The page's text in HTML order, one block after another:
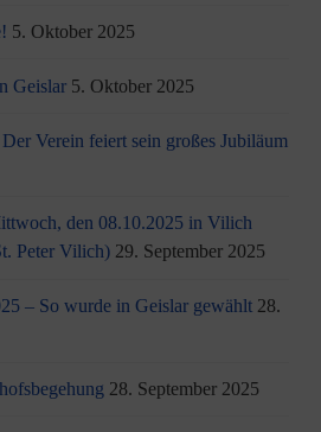
5. Oktober 2025
Geislar 5. Oktober 2025
Verein feiert sein großes Jubiläum
den 08.10.2025 in Vilich
Peter Vilich) 29. September 2025
– So wurde in Geislar gewählt 28.
28. September 2025